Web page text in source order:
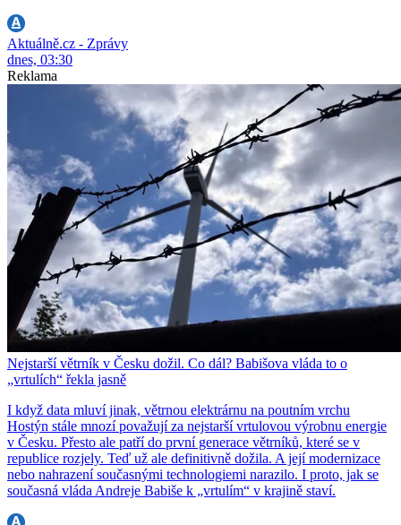
Aktuálně.cz - Zprávy
dnes, 03:30
Reklama
Nejstarší větrník v Česku dožil. Co dál? Babišova vláda to o
„vrtulích“ řekla jasně
I když data mluví jinak, větrnou elektrárnu na poutním vrchu
Hostýn stále mnozí považují za nejstarší vrtulovou výrobnu energie
v Česku. Přesto ale patří do první generace větrníků, které se v
republice rozjely. Teď už ale definitivně dožila. A její modernizace
nebo nahrazení současnými technologiemi narazilo. I proto, jak se
současná vláda Andreje Babiše k „vrtulím“ v krajině staví.